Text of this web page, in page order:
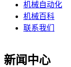
机械自动化
机械百科
联系我们
新闻中心